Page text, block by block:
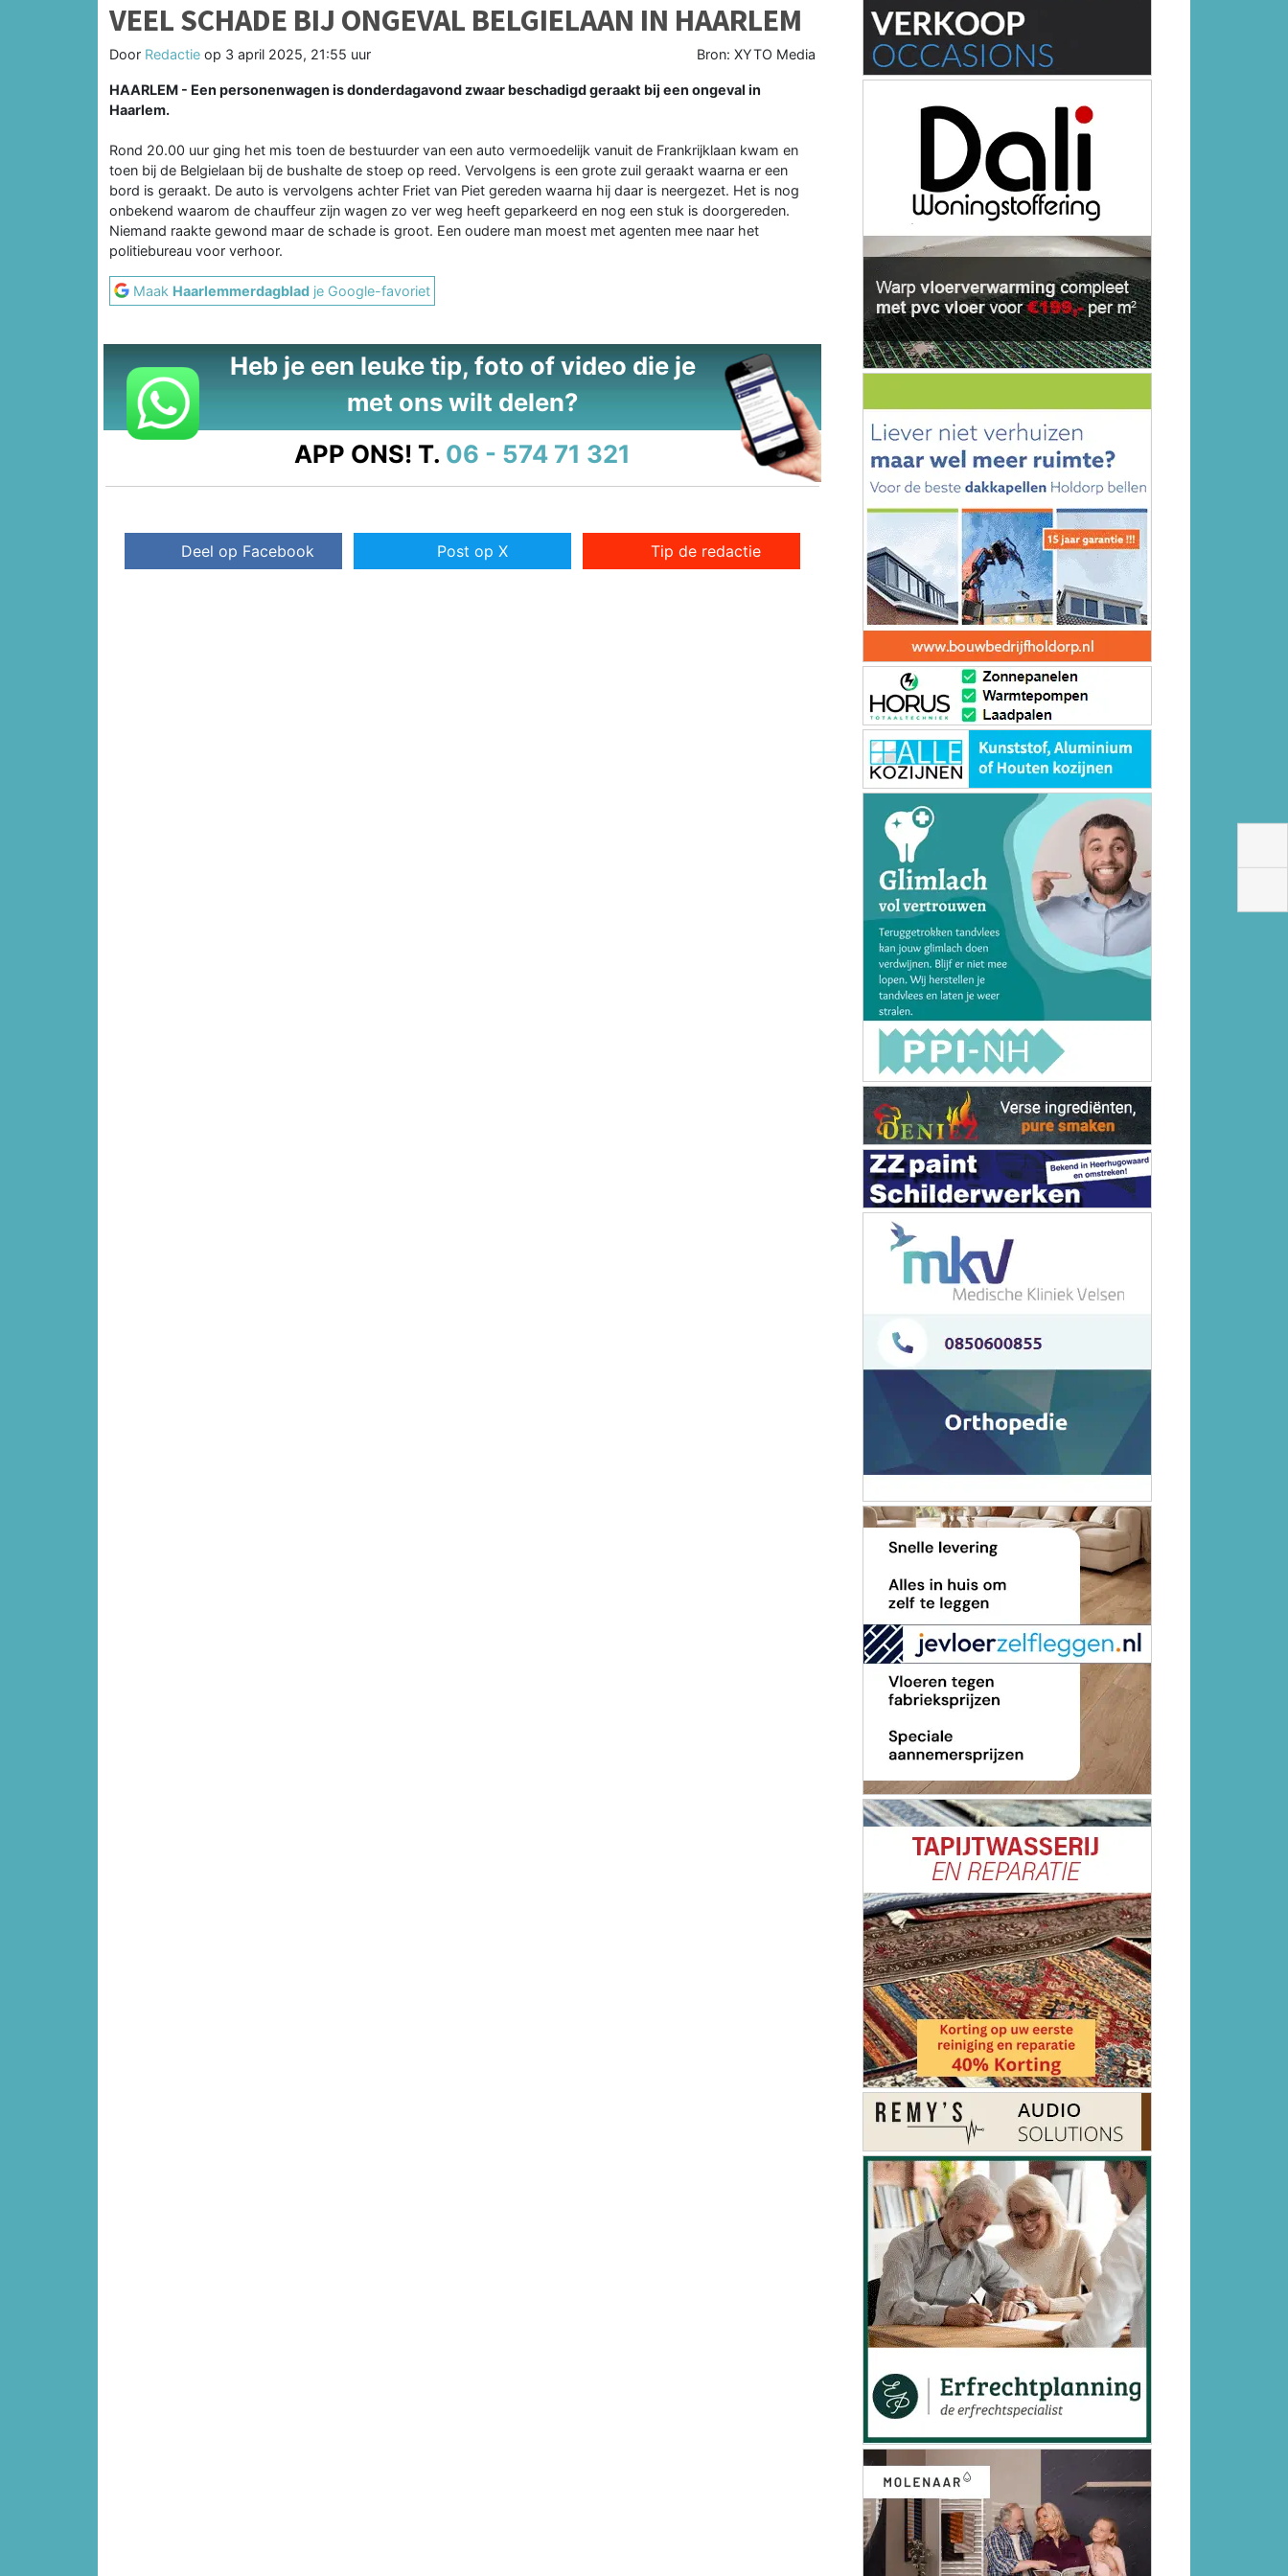
VEEL SCHADE BIJ ONGEVAL BELGIELAAN IN HAARLEM
Door Redactie op 3 april 2025, 21:55 uur Bron: XYTO Media
HAARLEM - Een personenwagen is donderdagavond zwaar beschadigd geraakt bij een ongeval in
Haarlem.
Rond 20.00 uur ging het mis toen de bestuurder van een auto vermoedelijk vanuit de Frankrijklaan kwam en
toen bij de Belgielaan bij de bushalte de stoep op reed. Vervolgens is een grote zuil geraakt waarna er een
bord is geraakt. De auto is vervolgens achter Friet van Piet gereden waarna hij daar is neergezet. Het is nog
onbekend waarom de chauffeur zijn wagen zo ver weg heeft geparkeerd en nog een stuk is doorgereden.
Niemand raakte gewond maar de schade is groot. Een oudere man moest met agenten mee naar het
politiebureau voor verhoor.
Maak Haarlemmerdagblad je Google-favoriet
Heb je een leuke tip, foto of video die je
met ons wilt delen?
APP ONS! T. 06 - 574 71 321
Deel op Facebook Post op X Tip de redactie